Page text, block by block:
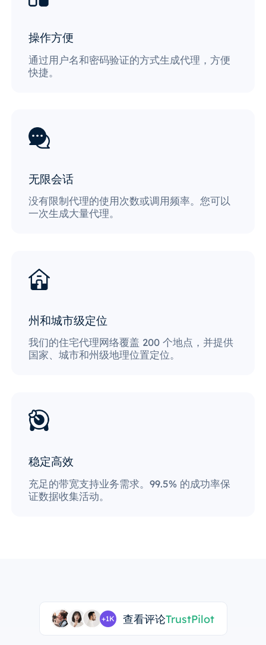
操作方便
通过用户名和密码验证的方式生成代理，方便
快捷。
无限会话
没有限制代理的使用次数或调用频率。您可以
一次生成大量代理。
州和城市级定位
我们的住宅代理网络覆盖 200 个地点，并提供
国家、城市和州级地理位置定位。
稳定高效
充足的带宽支持业务需求。99.5% 的成功率保
证数据收集活动。
+1K 查看评论TrustPilot